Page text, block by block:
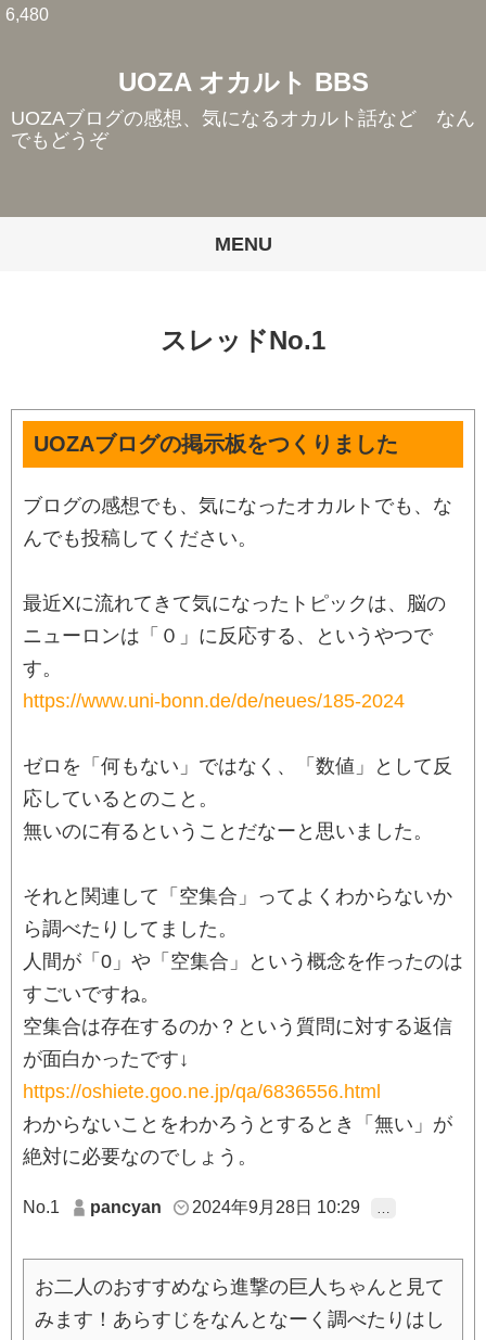
UOZA オカルト BBS
UOZAブログの感想、気になるオカルト話など なん
でもどうぞ
MENU
6,480
スレッドNo.1
UOZAブログの掲示板をつくりました
ブログの感想でも、気になったオカルトでも、な
んでも投稿してください。
最近Xに流れてきて気になったトピックは、脳の
ニューロンは「０」に反応する、というやつで
す。
https://www.uni-bonn.de/de/neues/185-2024
ゼロを「何もない」ではなく、「数値」として反
応しているとのこと。
無いのに有るということだなーと思いました。
それと関連して「空集合」ってよくわからないか
ら調べたりしてました。
人間が「0」や「空集合」という概念を作ったのは
すごいですね。
空集合は存在するのか？という質問に対する返信
が面白かったです↓
https://oshiete.goo.ne.jp/qa/6836556.html
わからないことをわかろうとするとき「無い」が
絶対に必要なのでしょう。
No.1 pancyan 2024年9月28日 10:29
お二人のおすすめなら進撃の巨人ちゃんと見て
みます！あらすじをなんとなーく調べたりはし